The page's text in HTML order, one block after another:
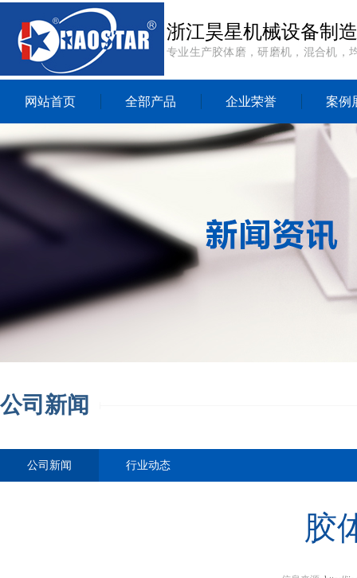
浙江昊星机械设备制
专业生产胶体磨，研磨机，混合机，
网站首页 全部产品 企业荣誉 案例
公司新闻
公司新闻 行业动态
胶